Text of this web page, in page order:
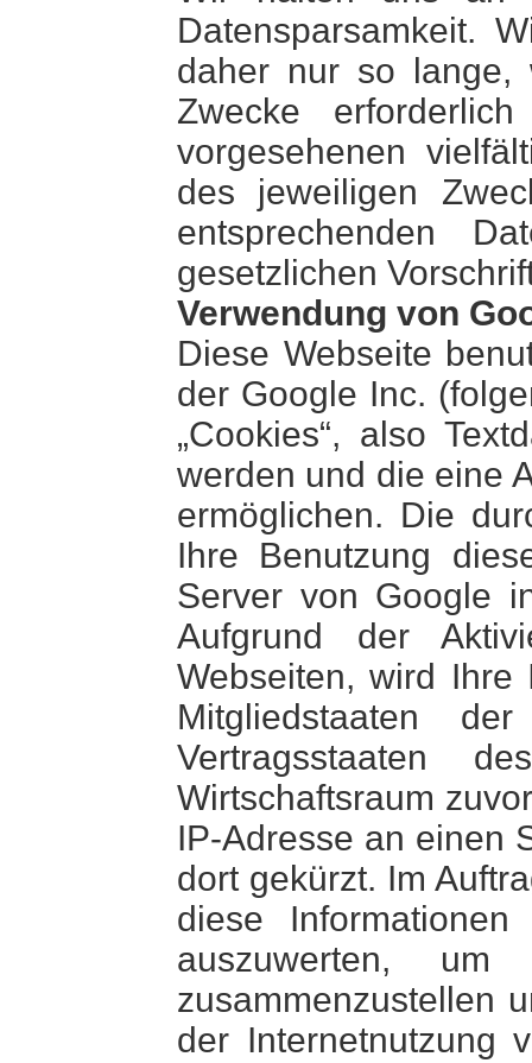
Datensparsamkeit.
daher nur so lange,
Zwecke
vorgesehenen
des jeweiligen
entsprechenden
gesetzlichen
Verwendung von
Diese Webseite
der Google Inc.
„Cookies“, also
werden und die eine
ermöglichen. Die
Ihre Benutzung
Server von Google
Aufgrund der
Webseiten, wird Ihre
Mitgliedstaaten
Vertragsstaaten
Wirtschaftsraum
IP-Adresse an einen
dort gekürzt. Im
diese
auszuwerten, um
zusammenzustellen
der Internetnutzung